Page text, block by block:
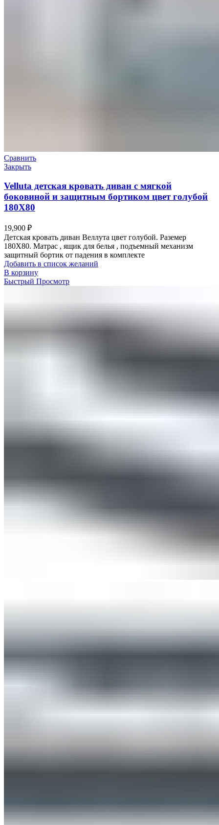
Сравнить
Закрыть
Velluta детская кровать диван с мягкой
боковиной и защитным бортиком цвет голубой
180Х80
19,900 ₽
Детская кровать диван Веллута цвет голубой. Раземер
180Х80. Матрас , ящик для белья , подъемный механизм
защитный бортик от падения в комплекте
Добавить в список желаний
В корзину
Быстрый Просмотр